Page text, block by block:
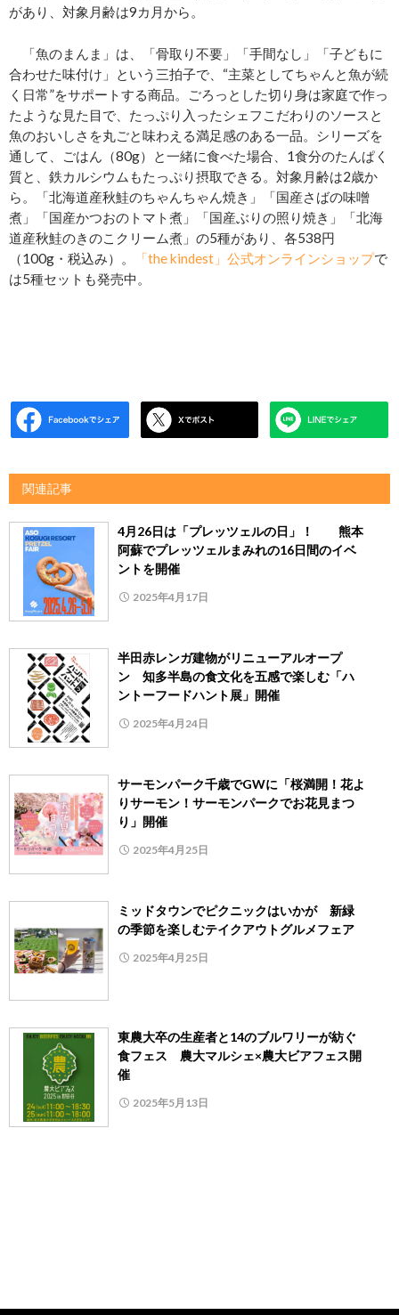
があり、対象月齢は9カ月から。
「魚のまんま」は、「骨取り不要」「手間なし」「子どもに
合わせた味付け」という三拍子で、“主菜としてちゃんと魚が続
く日常”をサポートする商品。ごろっとした切り身は家庭で作っ
たような見た目で、たっぷり入ったシェフこだわりのソースと
魚のおいしさを丸ごと味わえる満足感のある一品。シリーズを
通して、ごはん（80g）と一緒に食べた場合、1食分のたんぱく
質と、鉄カルシウムもたっぷり摂取できる。対象月齢は2歳か
ら。「北海道産秋鮭のちゃんちゃん焼き」「国産さばの味噌
煮」「国産かつおのトマト煮」「国産ぶりの照り焼き」「北海
道産秋鮭のきのこクリーム煮」の5種があり、各538円
（100g・税込み）。
「the kindest」公式オンラインショップで
は5種セットも発売中。
関連記事
4月26日は「プレッツェルの日」！ 熊本
阿蘇でプレッツェルまみれの16日間のイベ
ントを開催
2025年4月17日
半田赤レンガ建物がリニューアルオープ
ン 知多半島の食文化を五感で楽しむ「ハ
ントーフードハント展」開催
2025年4月24日
サーモンパーク千歳でGWに「桜満開！花よ
りサーモン！サーモンパークでお花見まつ
り」開催
2025年4月25日
ミッドタウンでピクニックはいかが 新緑
の季節を楽しむテイクアウトグルメフェア
2025年4月25日
東農大卒の生産者と14のブルワリーが紡ぐ
食フェス 農大マルシェ×農大ビアフェス開
催
2025年5月13日